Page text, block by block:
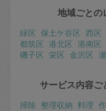
地域ごとの
緑区 保土ケ谷区 西区
都筑区 港北区 港南区
磯子区 栄区 金沢区
サービス内容
掃除 整理収納 料理